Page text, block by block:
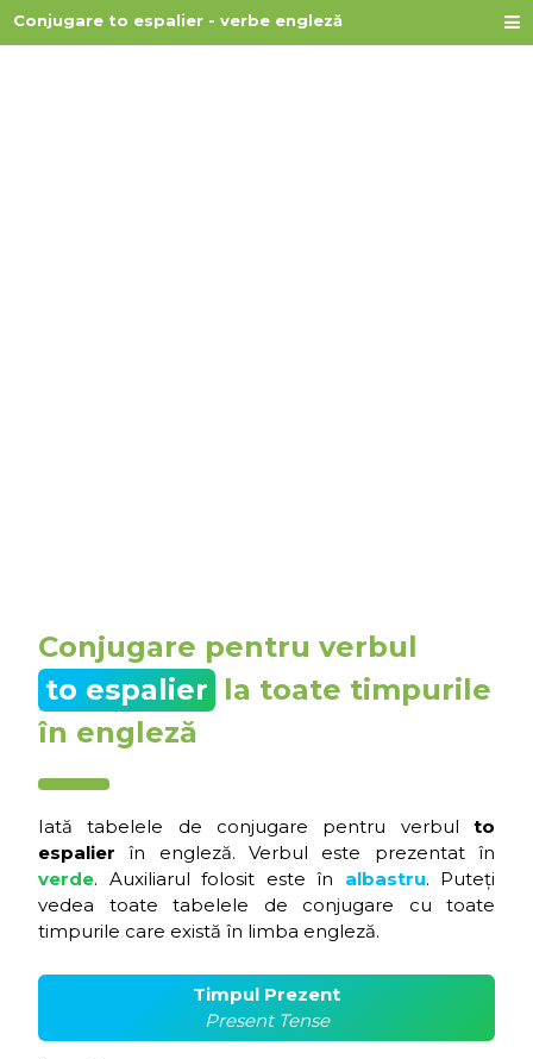
Conjugare to espalier - verbe engleză
Conjugare pentru verbul
to espalier la toate timpurile
în engleză
Iată tabelele de conjugare pentru verbul to
espalier în engleză. Verbul este prezentat în
verde. Auxiliarul folosit este în albastru. Puteți
vedea toate tabelele de conjugare cu toate
timpurile care există în limba engleză.
Timpul Prezent
Present Tense